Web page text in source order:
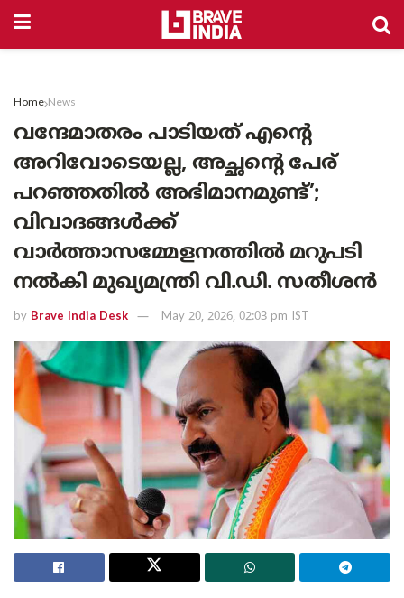
Home News
വന്ദേമാതരം പാടിയത് എന്റെ
അറിവോടെയല്ല, അച്ഛന്റെ പേര്
പറഞ്ഞതിൽ അഭിമാനമുണ്ട്’;
വിവാദങ്ങൾക്ക്
വാർത്താസമ്മേളനത്തിൽ മറുപടി
നൽകി മുഖ്യമന്ത്രി വി.ഡി. സതീശൻ
by Brave India Desk May 20, 2026, 02:03 pm IST